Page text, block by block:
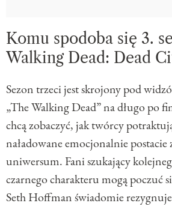
Komu spodoba się 3.
Walking Dead: Dead
Sezon trzeci jest skrojony pod
„The Walking Dead” na długo po
chcą zobaczyć, jak twórcy
naładowane emocjonalnie postacie
uniwersum. Fani szukający
czarnego charakteru mogą poczuć
Seth Hoffman świadomie